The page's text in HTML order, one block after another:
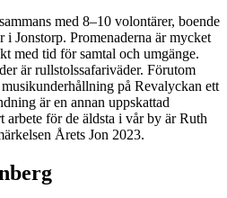
med 8–10 volontärer, boende
i Jonstorp. Promenaderna är mycket
med tid för samtal och umgänge.
är rullstolssafariväder. Förutom
på Revalyckan ett
är en annan uppskattad
arbete för de äldsta i vår by är Ruth
Årets Jon 2023.